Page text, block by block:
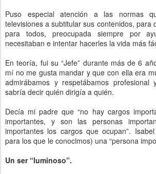
Puso especial atención a las normas
televisiones a subtitular sus contenidos, para
para todos, preocupada siempre por
necesitaban e intentar hacerles la vida más
En teoría, fui su “Jefe” durante más de 6
mí no me gusta mandar y que con ella era
admirábamos y respetábamos profesional
sabría decir quién dirigía a quién.
Decía mi padre que “no hay cargos
importantes, y son las personas
importantes los cargos que ocupan”.
para los que le conocimos) una “persona
Un ser “luminoso”.